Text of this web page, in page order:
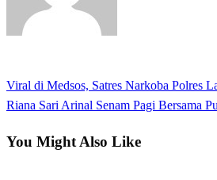
Navigasi
Previous
Post
Viral di Medsos, Satres Narkoba Polres
Next
Riana Sari Arinal Senam Pagi Bersama
You Might Also Like